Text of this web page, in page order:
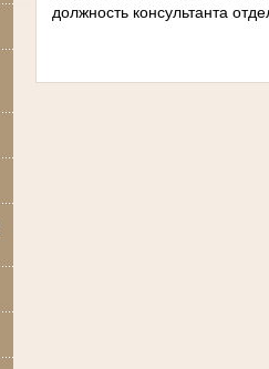
должность консультанта